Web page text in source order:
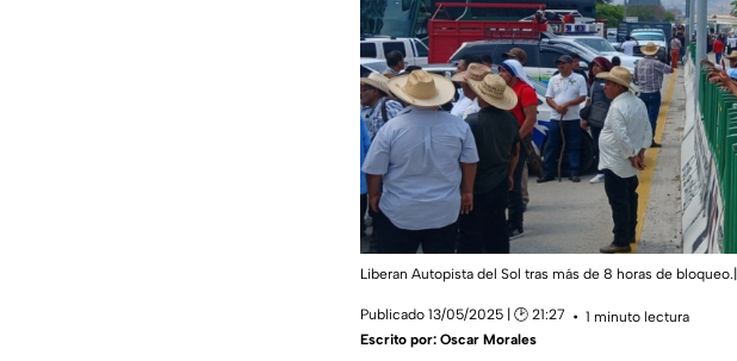
Liberan Autopista del Sol tras más de 8 horas de
Publicado 13/05/2025 | 🕑 21:27
1 minuto lectura
Escrito por: Oscar Morales